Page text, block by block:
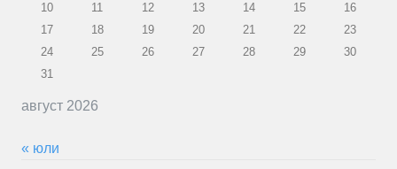
август 2026
10
11 12 13 14 15
16
17
18 19 20 21 22
23
24
25 26 27 28 29
30
31
« юли